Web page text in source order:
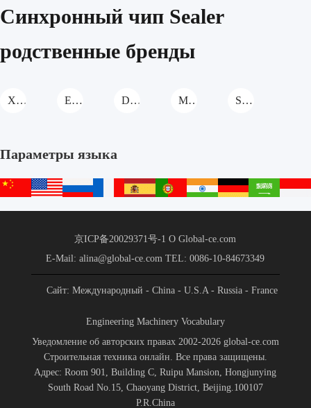
Синхронный чип Sealer
родственные бренды
XCMG Синхронный чип Sealer EA Синхронный чип Sealer DAGANG Синхронный чип Sealer METONG Синхронный чип Sealer STARRY Синхронный чип Sealer
Параметры языка
中
English русский français español portuguêsहिन्दी Deutsch عربي
京ICP备20029371号-1 О Global-ce.com
E-Mail: alina@global-ce.com TEL: 0086-10-84673349
Сайт: Международный- China - U.S.A - Russia - France
Indonesia
Engineering Machinery Vocabulary
Уведомление об авторских правах 2002-2026 global-ce.com
Строительная техника онлайн. Все права защищены.
Адрес: Room 901, Building C, Ruipu Mansion, Hongjunying
South Road No.15, Chaoyang District, Beijing.100107
P.R.China